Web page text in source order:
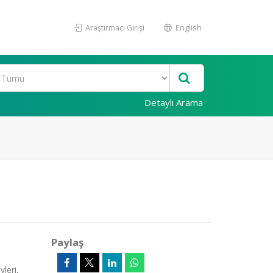
Araştırmacı Girişi English
Detaylı Arama
Paylaş